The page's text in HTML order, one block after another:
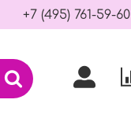
+7 (495) 761-59-60